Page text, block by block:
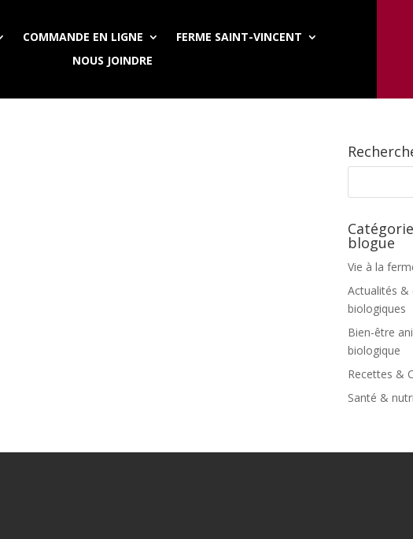
COMMANDE EN LIGNE
FERME SAINT-VINCENT
NOUS JOINDRE
blogue
Vie à la
Actualités &
biologiques
Bien-être
biologique
Recettes &
Santé &